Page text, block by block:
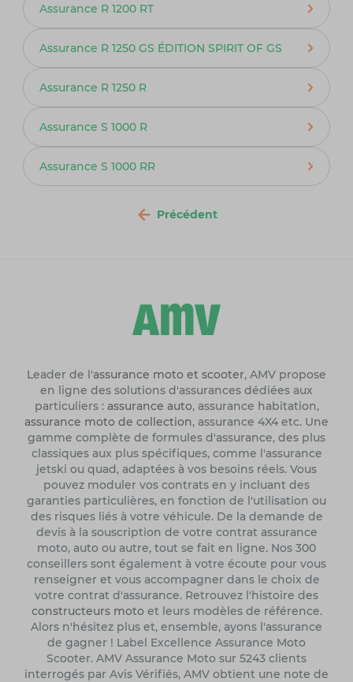
Assurance R 1200 RT
Assurance R 1250 GS ÉDITION SPIRIT OF GS
Assurance R 1250 R
Assurance S 1000 R
Assurance S 1000 RR
Précédent
Leader de l'assurance moto et scooter, AMV propose
en ligne des solutions d'assurances dédiées aux
particuliers : assurance auto, assurance habitation,
assurance moto de collection, assurance 4X4 etc. Une
gamme complète de formules d'assurance, des plus
classiques aux plus spécifiques, comme l'assurance
jetski ou quad, adaptées à vos besoins réels. Vous
pouvez moduler vos contrats en y incluant des
garanties particulières, en fonction de l'utilisation ou
des risques liés à votre véhicule. De la demande de
devis à la souscription de votre contrat assurance
moto, auto ou autre, tout se fait en ligne. Nos 300
conseillers sont également à votre écoute pour vous
renseigner et vous accompagner dans le choix de
votre contrat d'assurance. Retrouvez l'histoire des
constructeurs motoet leurs modèles de référence.
Alors n'hésitez plus et, ensemble, ayons l'assurance
de gagner ! Label Excellence Assurance Moto
Scooter. AMV Assurance Moto sur 5243 clients
interrogés par Avis Vérifiés, AMV obtient une note de